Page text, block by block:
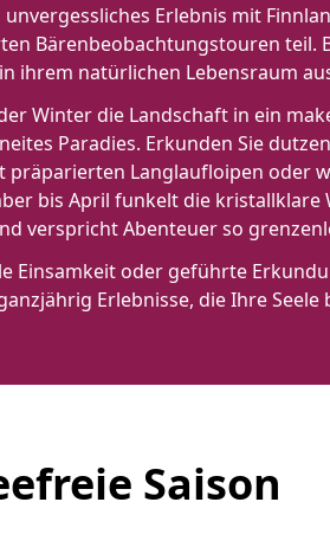
unvergessliches Erlebnis mit
Bärenbeobachtungstouren teil.
ihrem natürlichen Lebensraum
Winter die Landschaft in ein
Paradies. Erkunden Sie
präparierten Langlaufloipen oder
bis April funkelt die
verspricht Abenteuer so
Einsamkeit oder geführte
Erlebnisse, die Ihre
Saison